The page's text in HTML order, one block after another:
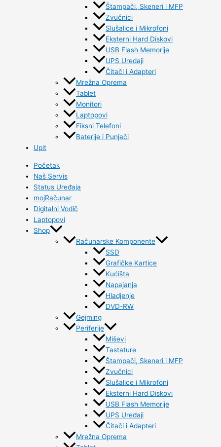
Štampači, Skeneri i MFP
Zvučnici
Slušalice i Mikrofoni
Eksterni Hard Diskovi
USB Flash Memorije
UPS Uređaji
Čitači i Adapteri
Mrežna Oprema
Tablet
Monitori
Laptopovi
Fiksni Telefoni
Baterije i Punjači
Upit
Početak
Naš Servis
Status Uređaja
mojRačunar
Digitalni Vodič
Laptopovi
Shop
Računarske Komponente
SSD
Grafičke Kartice
Kućišta
Napajanja
Hladjenje
DVD-RW
Gejming
Periferije
Miševi
Tastature
Štampači, Skeneri i MFP
Zvučnici
Slušalice i Mikrofoni
Eksterni Hard Diskovi
USB Flash Memorije
UPS Uređaji
Čitači i Adapteri
Mrežna Oprema